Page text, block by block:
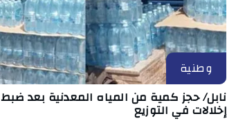
وطنية
نابل/ حجز كمية من المياه المعدنية بعد ضبط
إخلالات في التوزيع